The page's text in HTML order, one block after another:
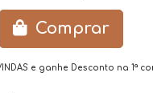
Comprar